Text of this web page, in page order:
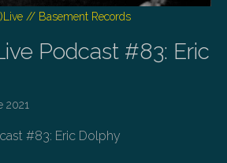
// Basement Records
Podcast #83: Eric
2021
#83: Eric Dolphy